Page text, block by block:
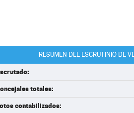
RESUMEN DEL ESCRUTINIO DE
totales:
contabilizados: